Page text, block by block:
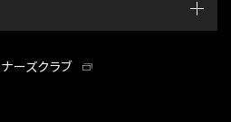
ーズクラブ